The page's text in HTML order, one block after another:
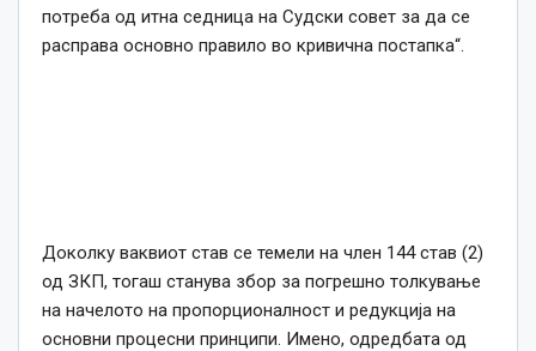
потреба од итна седница на Судски совет за да се
расправа основно правило во кривична постапка“.
Доколку ваквиот став се темели на член 144 став (2)
од ЗКП, тогаш станува збор за погрешно толкување
на начелото на пропорционалност и редукција на
основни процесни принципи. Имено, одредбата од